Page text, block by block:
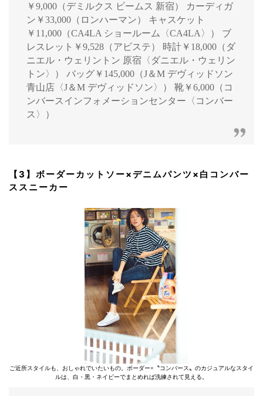
￥9,000（デミルクス ビームス 新宿） カーディガ
ン￥33,000（ロンハーマン） キャスケット
￥11,000（CA4LA ショールーム〈CA4LA〉） ブ
レスレット￥9,528（アビステ） 時計￥18,000（ダ
ニエル・ウェリントン 原宿〈ダニエル・ウェリン
トン〉） バッグ￥145,000（J＆M デヴィッドソン
青山店〈J＆M デヴィッドソン〉） 靴￥6,000（コ
ンバースインフォメーションセンター〈コンバー
ス〉）
【3】ボーダーカットソー×デニムパンツ×白コンバー
ススニーカー
ご近所スタイルも、おしゃれでいたいもの。ボーダー×〝コンバース〟のカジュアルなスタイ
ルは、白・黒・ネイビーでまとめれば洗練されて見える。